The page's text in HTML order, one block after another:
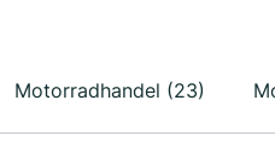
Motorradhandel (23)